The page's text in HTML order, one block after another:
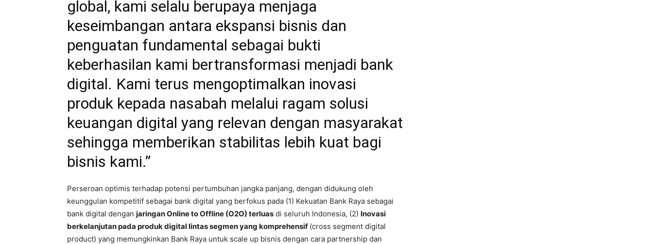
global, kami selalu berupaya menjaga
keseimbangan antara ekspansi bisnis dan
penguatan fundamental sebagai bukti
keberhasilan kami bertransformasi menjadi bank
digital. Kami terus mengoptimalkan inovasi
produk kepada nasabah melalui ragam solusi
keuangan digital yang relevan dengan masyarakat
sehingga memberikan stabilitas lebih kuat bagi
bisnis kami.”
Perseroan optimis terhadap potensi pertumbuhan jangka panjang, dengan didukung oleh
keunggulan kompetitif sebagai bank digital yang berfokus pada (1) Kekuatan Bank Raya sebagai
bank digital dengan jaringan Online to Offline (O2O) terluas di seluruh Indonesia, (2) Inovasi
berkelanjutan pada produk digital lintas segmen yang komprehensif (cross segment digital
product) yang memungkinkan Bank Raya untuk scale up bisnis dengan cara partnership dan